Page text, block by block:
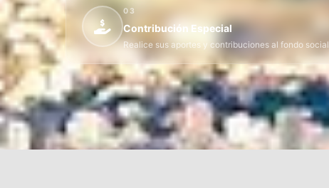
03
Contribución Especial
Realice sus aportes y contribuciones al fondo social